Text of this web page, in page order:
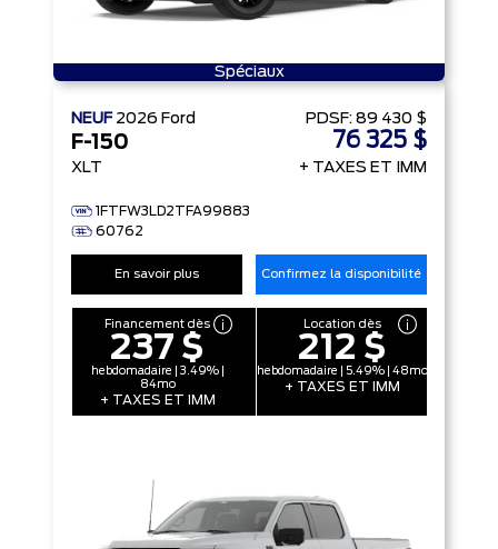
Spéciaux
NEUF 2026 Ford
F-150
XLT
1FTFW3LD2TFA99883
60762
PDSF: 89 430 $
76 325 $
+ TAXES ET IMM
En savoir plus Confirmez la disponibilité
Financement dès
237 $
hebdomadaire | 3.49% |
84mo
+ TAXES ET IMM
Location dès
212 $
hebdomadaire | 5.49% | 48mo
+ TAXES ET IMM